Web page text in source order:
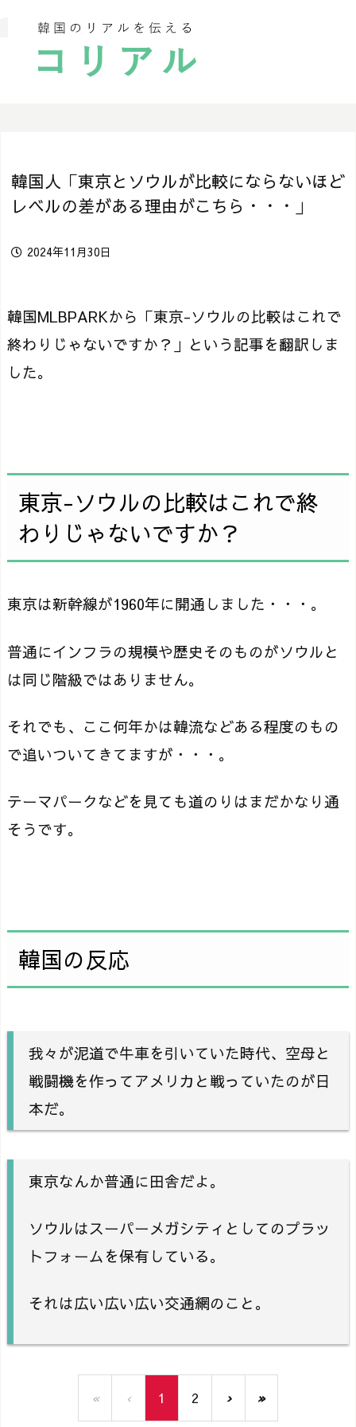
韓国人「東京とソウルが比較にならないほど
レベルの差がある理由がこちら・・・」
2024年11月30日
韓国MLBPARKから「東京-ソウルの比較はこれで
終わりじゃないですか？」という記事を翻訳しま
した。
東京-ソウルの比較はこれで終
わりじゃないですか？
東京は新幹線が1960年に開通しました・・・。
普通にインフラの規模や歴史そのものがソウルと
は同じ階級ではありません。
それでも、ここ何年かは韓流などある程度のもの
で追いついてきてますが・・・。
テーマパークなどを見ても道のりはまだかなり通
そうです。
韓国の反応
我々が泥道で牛車を引いていた時代、空母と
戦闘機を作ってアメリカと戦っていたのが日
本だ。
東京なんか普通に田舎だよ。
ソウルはスーパーメガシティとしてのプラッ
トフォームを保有している。
それは広い広い広い交通網のこと。
« ‹ 1 2 › »